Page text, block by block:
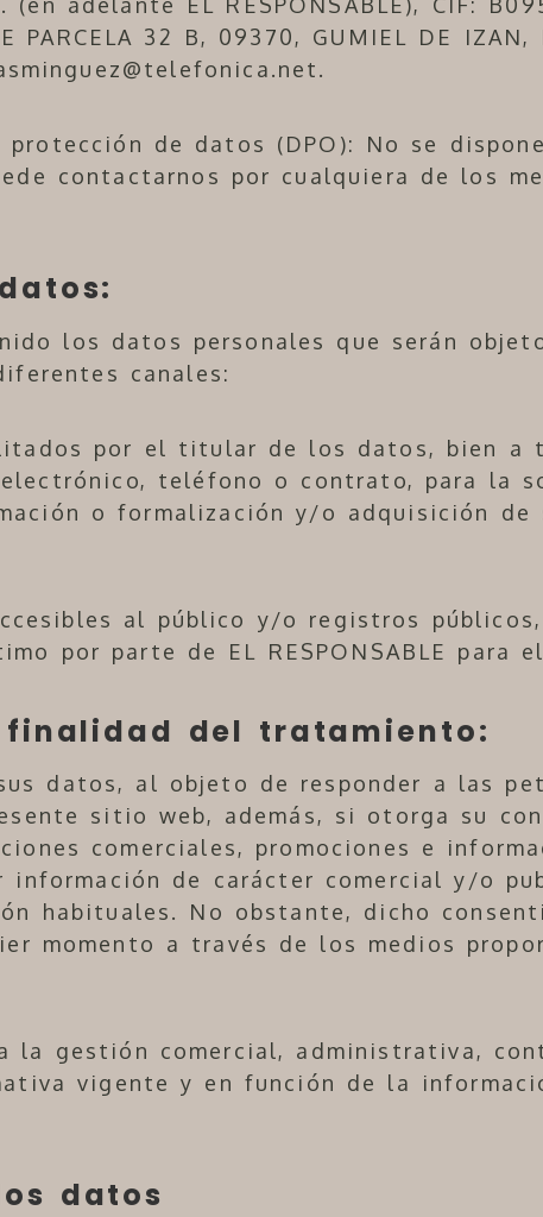
PARCELA 32 B, 09370, GUMIEL DE IZAN,
.
de datos (DPO): No se
contactarnos por cualquiera de los
los datos personales que serán
canales:
por el titular de los datos, bien a
teléfono o contrato, para la
o formalización y/o adquisición de
al público y/o registros públicos,
por parte de EL RESPONSABLE para
finalidad del tratamiento:
sus datos, al objeto de responder a las
sitio web, además, si otorga su
comerciales, promociones e
información de carácter comercial y/o
habituales. No obstante, dicho
momento a través de los medios
la gestión comercial, administrativa,
vigente y en función de la
datos